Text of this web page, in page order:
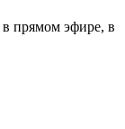
в прямом эфире, в